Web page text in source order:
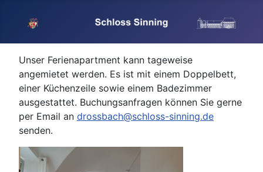
Unser Ferienapartment kann tageweise
angemietet werden. Es ist mit einem Doppelbett,
einer Küchenzeile sowie einem Badezimmer
ausgestattet. Buchungsanfragen können Sie gerne
per Email an drossbach@schloss-sinning.de
senden.